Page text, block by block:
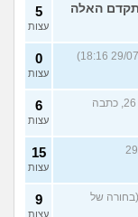
האלה 5
עצות
0
עצות
(Lamali, בת 26, כתבה
6
עצות
29/07/26
15
עצות
(בחורה של
9
עצות